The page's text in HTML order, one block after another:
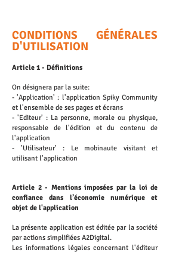
CONDITIONS GÉNÉRALES
D'UTILISATION
Article 1 - Définitions
On désignera par la suite:
- 'Application' : l'application Spiky Community
et l'ensemble de ses pages et écrans
- 'Editeur' : La personne, morale ou physique,
responsable de l'édition et du contenu de
l'application
- 'Utilisateur' : Le mobinaute visitant et
utilisant l'application
Article 2 - Mentions imposées par la loi de
confiance dans l’économie numérique et
objet de l'application
La présente application est éditée par la société
par actions simplifiées A2Digital.
Les informations légales concernant l'éditeur